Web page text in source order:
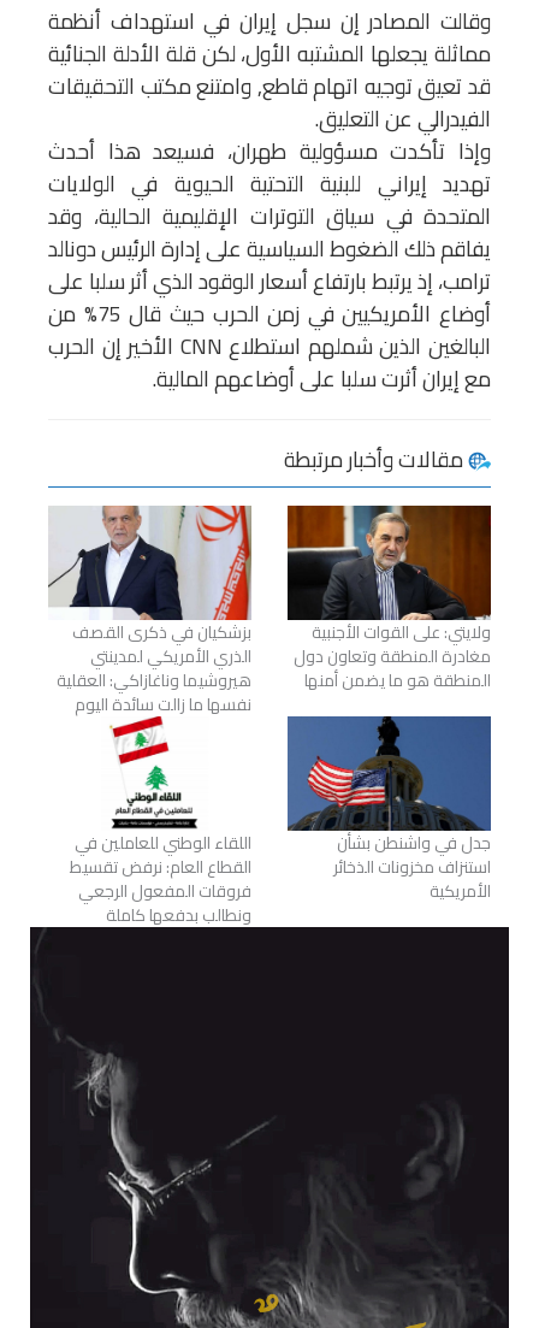
وقالت المصادر إن سجل إيران في استهداف أنظمة
مماثلة يجعلها المشتبه الأول، لكن قلة الأدلة الجنائية
قد تعيق توجيه اتهام قاطع, وامتنع مكتب التحقيقات
الفيدرالي عن التعليق.
وإذا تأكدت مسؤولية طهران، فسيعد هذا أحدث
تهديد إيراني للبنية التحتية الحيوية في الولايات
المتحدة في سياق التوترات الإقليمية الحالية، وقد
يفاقم ذلك الضغوط السياسية على إدارة الرئيس دونالد
ترامب، إذ يرتبط بارتفاع أسعار الوقود الذي أثر سلبا على
أوضاع الأمريكيين في زمن الحرب حيث قال 75% من
البالغين الذين شملهم استطلاع CNN الأخير إن الحرب
مع إيران أثرت سلبا على أوضاعهم المالية.
مقالات وأخبار مرتبطة
ولايتي: على القوات الأجنبية
مغادرة المنطقة وتعاون دول
المنطقة هو ما يضمن أمنها
بزشكيان في ذكرى القصف
الذري الأمريكي لمدينتي
هيروشيما وناغازاكي: العقلية
نفسها ما زالت سائدة اليوم
جدل في واشنطن بشأن
استنزاف مخزونات الذخائر
الأمريكية
اللقاء الوطني للعاملين في
القطاع العام: نرفض تقسيط
فروقات المفعول الرجعي
ونطالب بدفعها كاملة